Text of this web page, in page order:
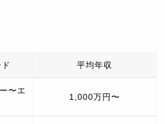
平均年収
〜エ
1,000万円〜